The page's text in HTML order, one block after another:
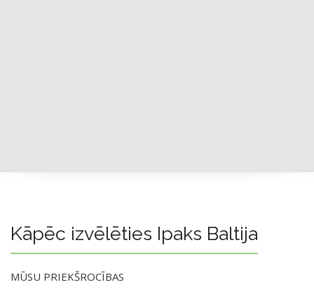
Kāpēc izvēlēties Ipaks Baltija
MŪSU PRIEKŠROCĪBAS